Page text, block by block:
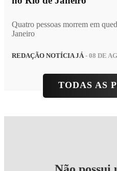
Quatro pessoas morrem em
Janeiro
REDAÇÃO NOTÍCIA JÁ - 08 DE
TODAS AS